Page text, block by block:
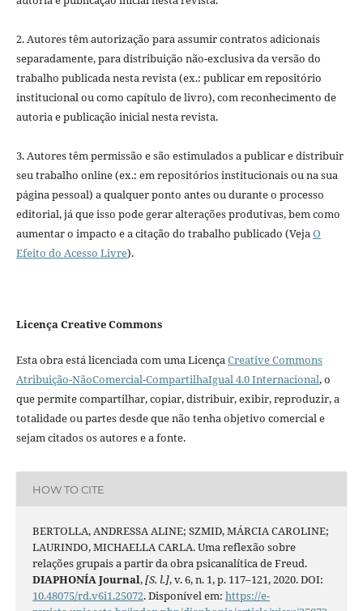
2. Autores têm autorização para assumir contratos adicionais
separadamente, para distribuição não-exclusiva da versão do
trabalho publicada nesta revista (ex.: publicar em repositório
institucional ou como capítulo de livro), com reconhecimento de
autoria e publicação inicial nesta revista.
3. Autores têm permissão e são estimulados a publicar e distribuir
seu trabalho online (ex.: em repositórios institucionais ou na sua
página pessoal) a qualquer ponto antes ou durante o processo
editorial, já que isso pode gerar alterações produtivas, bem como
aumentar o impacto e a citação do trabalho publicado (VejaO
Efeito do Acesso Livre).
Licença Creative Commons
Esta obra está licenciada com uma LicençaCreative Commons
Atribuição-NãoComercial-CompartilhaIgual 4.0 Internacional, o
que permite compartilhar, copiar, distribuir, exibir, reproduzir, a
totalidade ou partes desde que não tenha objetivo comercial e
sejam citados os autores e a fonte.
HOW TO CITE
BERTOLLA, ANDRESSA ALINE; SZMID, MÁRCIA CAROLINE;
LAURINDO, MICHAELLA CARLA. Uma reflexão sobre
relações grupais a partir da obra psicanalítica de Freud.
DIAPHONÍA Journal,[S. l.], v. 6, n. 1, p. 117–121, 2020. DOI:
10.48075/rd.v6i1.25072. Disponível em: https://e-